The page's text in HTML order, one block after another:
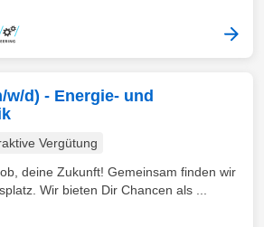
d) - Energie- und
Vergütung
deine Zukunft! Gemeinsam finden wir
Wir bieten Dir Chancen als ...